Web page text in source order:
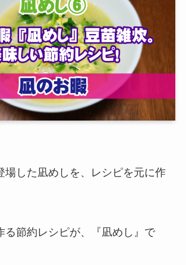
場した凪めしを、レシピを元に作
る節約レシピが、『凪めし』で